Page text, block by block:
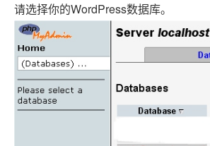
请选择你的WordPress数据库。